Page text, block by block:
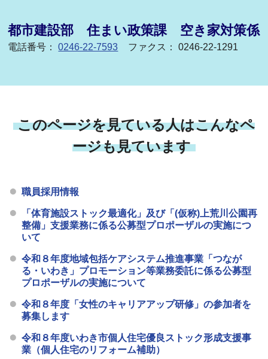
都市建設部 住まい政策課 空き家対策係
電話番号：0246-22-7593 ファクス： 0246-22-1291
このページを見ている人はこんなペ
ージも見ています
職員採用情報
「体育施設ストック最適化」及び「(仮称)上荒川公園再
整備」支援業務に係る公募型プロポーザルの実施につ
いて
令和８年度地域包括ケアシステム推進事業「つなが
る・いわき」プロモーション等業務委託に係る公募型
プロポーザルの実施について
令和８年度「女性のキャリアアップ研修」の参加者を
募集します
令和８年度いわき市個人住宅優良ストック形成支援事
業（個人住宅のリフォーム補助）